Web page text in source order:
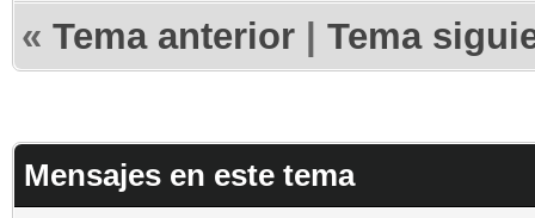
« Tema anterior Tema
Mensajes en este tema